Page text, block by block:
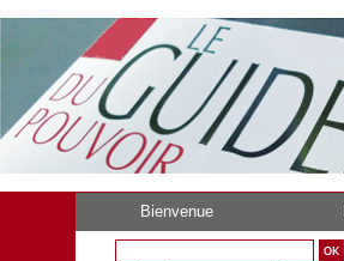
Bienvenue